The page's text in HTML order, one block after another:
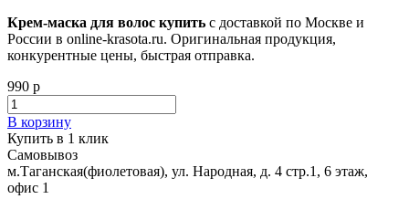
Крем-маска для волос купить с доставкой по Москве и
России в online-krasota.ru. Оригинальная продукция,
конкурентные цены, быстрая отправка.
990 р
В корзину
Купить в 1 клик
Самовывоз
м.Таганская(фиолетовая), ул. Народная, д. 4 стр.1, 6 этаж,
офис 1